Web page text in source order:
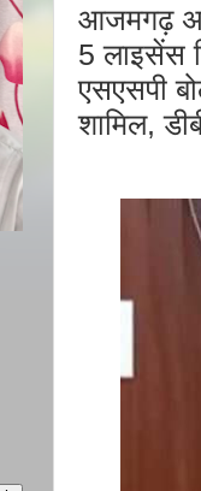
आजमगढ़
5 लाइसेंस
एसएसपी
शामिल,